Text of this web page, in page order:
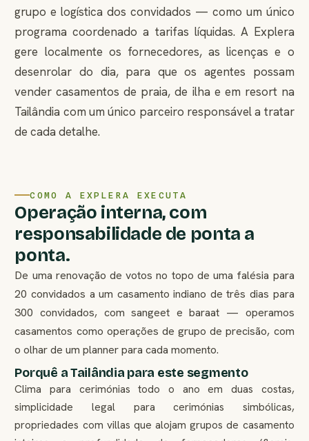
grupo e logística dos convidados — como um único
programa coordenado a tarifas líquidas. A Explera
gere localmente os fornecedores, as licenças e o
desenrolar do dia, para que os agentes possam
vender casamentos de praia, de ilha e em resort na
Tailândia com um único parceiro responsável a tratar
de cada detalhe.
COMO A EXPLERA EXECUTA
Operação interna, com
responsabilidade de ponta a
ponta.
De uma renovação de votos no topo de uma falésia para
20 convidados a um casamento indiano de três dias para
300 convidados, com sangeet e baraat — operamos
casamentos como operações de grupo de precisão, com
o olhar de um planner para cada momento.
Porquê a Tailândia para este segmento
Clima para cerimónias todo o ano em duas costas,
simplicidade legal para cerimónias simbólicas,
propriedades com villas que alojam grupos de casamento